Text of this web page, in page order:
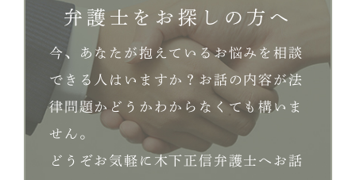
弁護士をお探しの方へ
今、あなたが抱えているお悩みを相談
できる人はいますか？お話の内容が法
律問題かどうかわからなくても構いま
せん。
どうぞお気軽に木下正信弁護士へお話